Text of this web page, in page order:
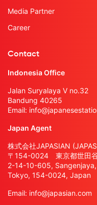
Media Partner
Career
Contact
Indonesia Office
Jalan Suryalaya V no.32
Bandung 40265
Email:
Japan Agent
株式会社JAPASIAN
〒154-0024 東京都世田
2-14-10-605,
Tokyo, 154-0024, Japan
Email: info@japasian.com